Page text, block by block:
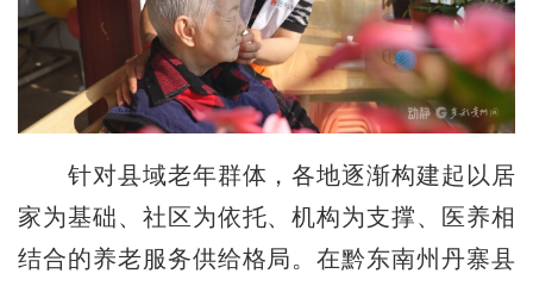
针对县域老年群体，各地逐渐构建起以居
家为基础、社区为依托、机构为支撑、医养相
结合的养老服务供给格局。在黔东南州丹寨县